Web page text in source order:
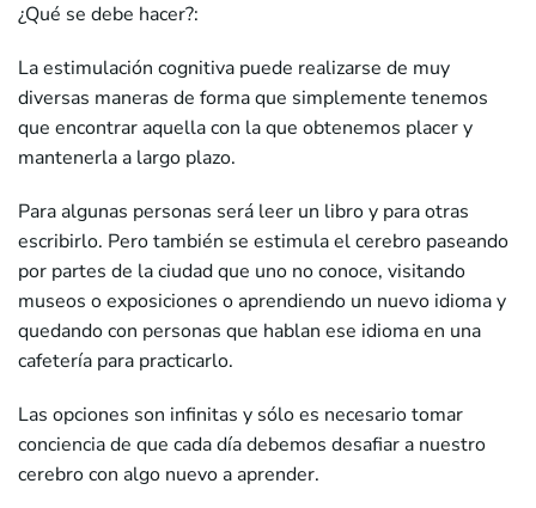
¿Qué se debe hacer?:
La estimulación cognitiva puede realizarse de muy
diversas maneras de forma que simplemente tenemos
que encontrar aquella con la que obtenemos placer y
mantenerla a largo plazo.
Para algunas personas será leer un libro y para otras
escribirlo. Pero también se estimula el cerebro paseando
por partes de la ciudad que uno no conoce, visitando
museos o exposiciones o aprendiendo un nuevo idioma y
quedando con personas que hablan ese idioma en una
cafetería para practicarlo.
Las opciones son infinitas y sólo es necesario tomar
conciencia de que cada día debemos desafiar a nuestro
cerebro con algo nuevo a aprender.